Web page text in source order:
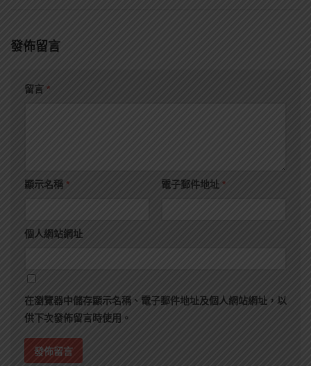
發佈留言
留言 *
顯示名稱 * 電子郵件地址 *
個人網站網址
在瀏覽器中儲存顯示名稱、電子郵件地址及個人網站網址，以
供下次發佈留言時使用。